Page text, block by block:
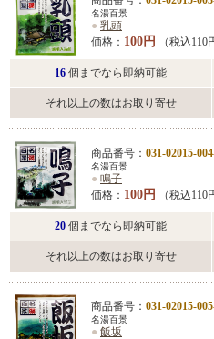
名湯百景
● 乳頭
価格： 100円 （税込110
16 個までなら即納可能
それ以上の数はお取り寄せ
商品番号： 031-02015-
名湯百景
● 鳴子
価格： 100円 （税込110
20 個までなら即納可能
それ以上の数はお取り寄せ
商品番号： 031-02015-
名湯百景
● 飯坂